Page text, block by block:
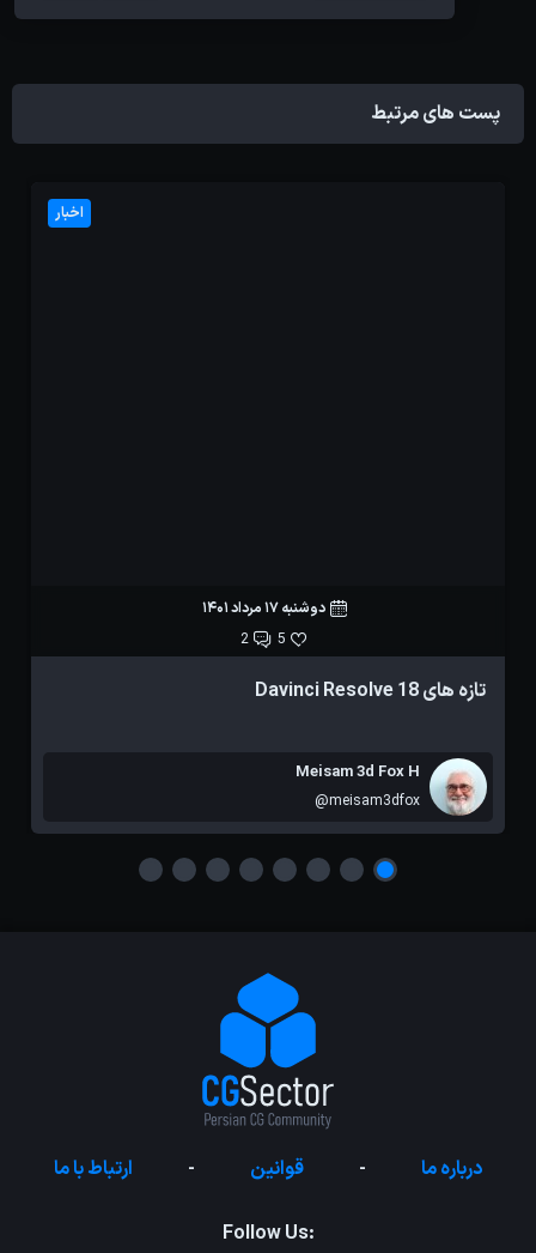
پست های مرتبط
اخبار
دوشنبه 17 مرداد 1401
5
2
تازه های Davinci Resolve 18
Meisam 3d Fox H
@meisam3dfox
درباره ما - قوانین - ارتباط با ما
Follow Us: